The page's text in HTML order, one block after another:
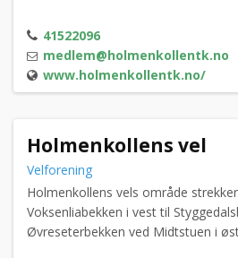
41522096
medlem@holmenkollentk.no
www.holmenkollentk.no/
Holmenkollens vel
Velforening
Holmenkollens vels område
Voksenliabekken i vest til
Øvreseterbekken ved Midtstuen i